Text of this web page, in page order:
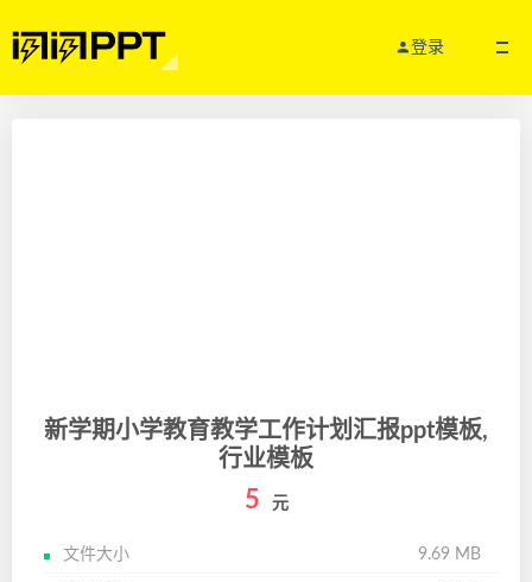
登录
新学期小学教育教学工作计划汇报ppt模板,
行业模板
5 元
文件大小 9.69 MB